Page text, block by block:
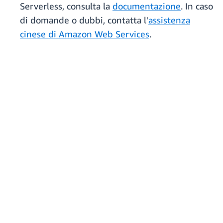
Serverless, consulta la documentazione. In caso
di domande o dubbi, contatta l'assistenza
cinese di Amazon Web Services.